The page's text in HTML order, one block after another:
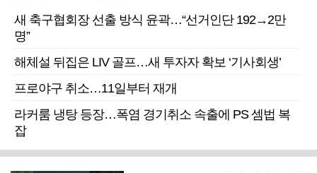
새 축구협회장 선출 방식 윤곽…“선거인단 192→2만
명”
해체설 뒤집은 LIV 골프…새 투자자 확보 ‘기사회생’
프로야구 취소…11일부터 재개
라커룸 냉탕 등장…폭염 경기취소 속출에 PS 셈법 복
잡